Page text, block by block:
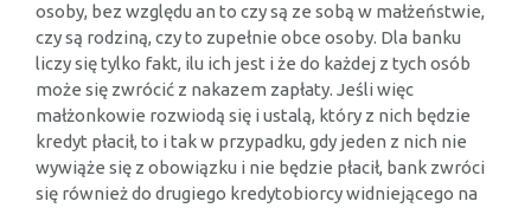
osoby, bez względu an to czy są ze sobą w małżeństwie,
czy są rodziną, czy to zupełnie obce osoby. Dla banku
liczy się tylko fakt, ilu ich jest i że do każdej z tych osób
może się zwrócić z nakazem zapłaty. Jeśli więc
małżonkowie rozwiodą się i ustalą, który z nich będzie
kredyt płacił, to i tak w przypadku, gdy jeden z nich nie
wywiąże się z obowiązku i nie będzie płacił, bank zwróci
się również do drugiego kredytobiorcy widniejącego na